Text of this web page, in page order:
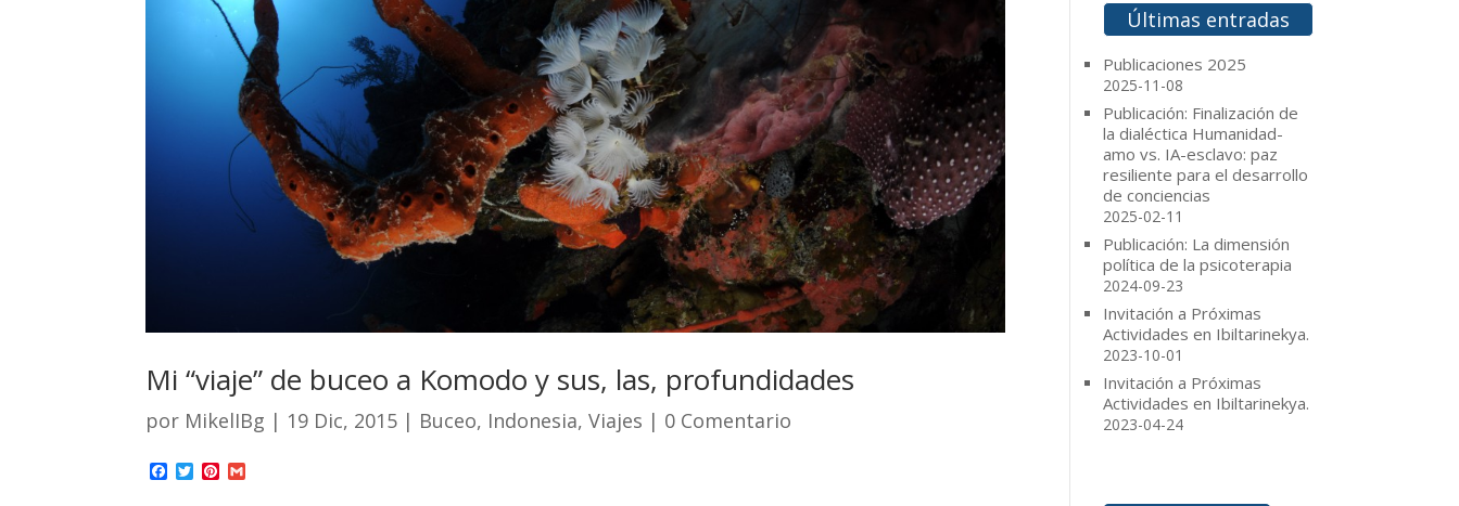
Mi “viaje” de buceo a Komodo y sus, las, profundidades
por MikelIBg | 19 Dic, 2015 | Buceo, Indonesia,Viajes | 0 Comentario
F T P
o
o
k
e
r
r
e
s
t
Últimas entradas
Publicaciones 2025
2025-11-08
Publicación: Finalización de
la dialéctica Humanidad-
amo vs. IA-esclavo: paz
resiliente para el desarrollo
de conciencias
2025-02-11
Publicación: La dimensión
política de la psicoterapia
2024-09-23
Invitación a Próximas
Actividades en Ibiltarinekya.
2023-10-01
Invitación a Próximas
Actividades en Ibiltarinekya.
2023-04-24